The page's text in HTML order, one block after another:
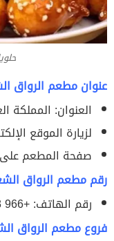
عنوان مطعم الرواق
العنوان: المملكة
لزيارة الموقع
صفحة المطعم
رقم مطعم الرواق
رقم الهاتف: +966 13 815 8740
فروع مطعم الرواق